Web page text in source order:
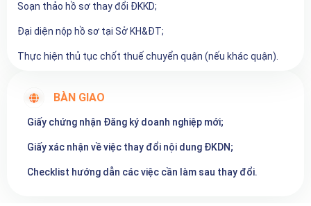
Soạn thảo hồ sơ thay đổi ĐKKD;
Đại diện nộp hồ sơ tại Sở KH&ĐT;
Thực hiện thủ tục chốt thuế chuyển quận (nếu khác quận).
BÀN GIAO
Giấy chứng nhận Đăng ký doanh nghiệp mới;
Giấy xác nhận về việc thay đổi nội dung ĐKDN;
Checklist hướng dẫn các việc cần làm sau thay đổi.